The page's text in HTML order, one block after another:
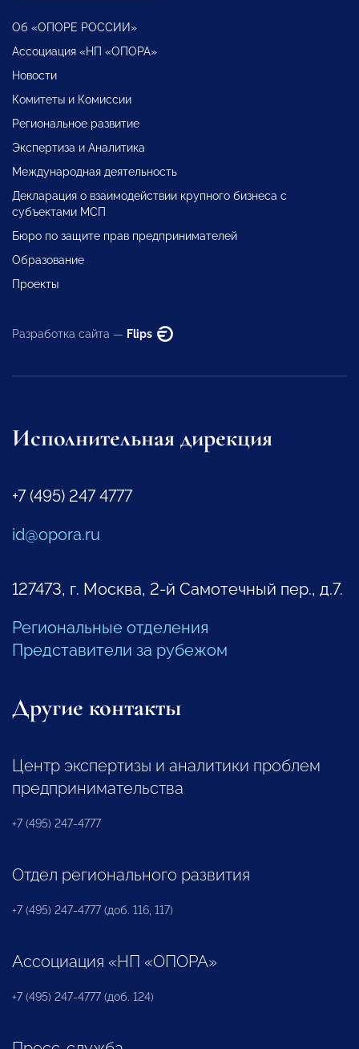
Об «ОПОРЕ РОССИИ»
Ассоциация «НП «ОПОРА»
Новости
Комитеты и Комиссии
Региональное развитие
Экспертиза и Аналитика
Международная деятельность
Декларация о взаимодействии крупного бизнеса с
субъектами МСП
Бюро по защите прав предпринимателей
Образование
Проекты
Разработка сайта — Flips
Исполнительная дирекция
+7 (495) 247 4777
id@opora.ru
127473, г. Москва, 2-й Самотечный пер., д.7.
Региональные отделения
Представители за рубежом
Другие контакты
Центр экспертизы и аналитики проблем
предпринимательства
+7 (495) 247-4777
Отдел регионального развития
+7 (495) 247-4777 (доб. 116, 117)
Ассоциация «НП «ОПОРА»
+7 (495) 247-4777 (доб. 124)